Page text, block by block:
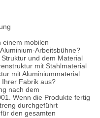
einem mobilen
Arbeitsbühne?
und dem Material
mit Stahlmaterial
mit Aluminiummaterial
Ihrer Fabrik aus?
nach dem
Wenn die Produkte fertig
durchgeführt
den gesamten